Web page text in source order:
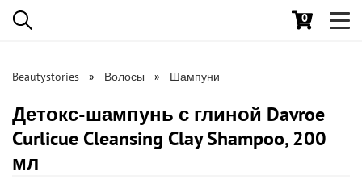
0
Beautystories Волосы Шампуни
Детокс-шампунь с глиной Davroe
Curlicue Cleansing Clay Shampoo, 200
мл